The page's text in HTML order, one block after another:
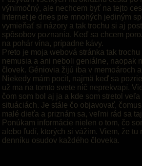
výnimočný, ale nechcem byť na tejto
Internet je dnes pre mnohých jediným
vymieňať si názory a tak trochu si aj
spôsobov poznania. Keď sa chcem
na pohár vína, prípadne kávy.
Preto je moja webová stránka tak
nemusia a ani neboli geniálne, naopak
človek. Géniovia žijú iba v memoároch
Niekedy mám pocit, najmä keď sa
už ma na tomto svete nič neprekvapí.
čom som bol aj ja a kde som stretol
situáciách. Je stále čo objavovať,
malé dieťa a priznám sa, veľmi rád sa
Ponúkam informácie nielen o tom, čo
alebo ľudí, ktorých si vážim. Viem, že
denníku osudov každého človeka.